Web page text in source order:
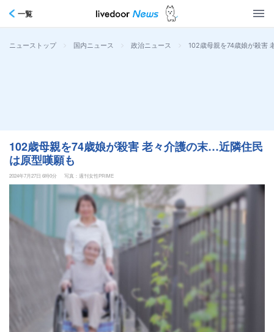
一覧
ニューストップ > 国内ニュース > 政治ニュース > 102歳母親を74歳娘が殺害
102歳母親を74歳娘が殺害 老々介護の末…近隣住民
は原型嘆願も
2024年7月27日 6時0分 写真：週刊女性PRIME